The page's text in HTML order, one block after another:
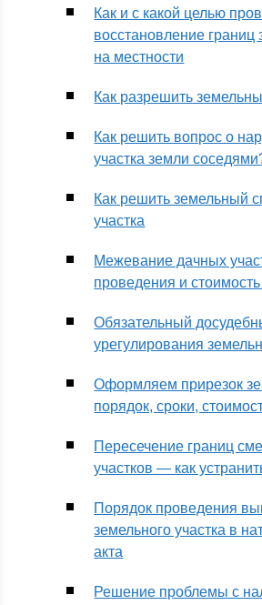
Как и с какой целью
восстановление границ
на местности
Как разрешить
Как решить вопрос о
участка земли
Как решить земельный
участка
Межевание дачных
проведения и стоимость
Обязательный
урегулирования
Оформляем прирезок
порядок, сроки,
Пересечение границ
участков — как
Порядок проведения
земельного участка в
акта
Решение проблемы с